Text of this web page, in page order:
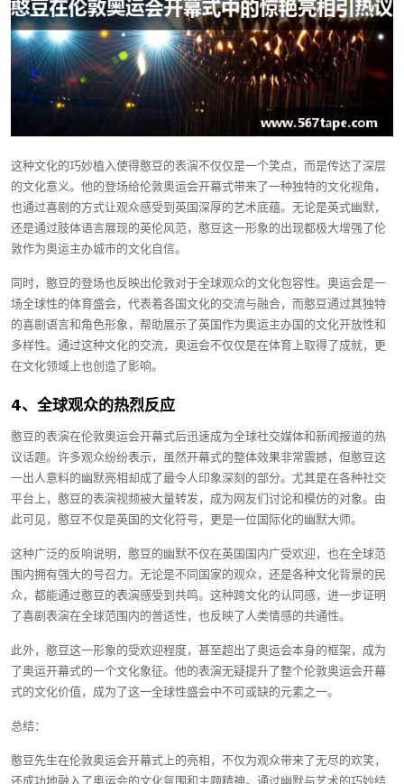
这种文化的巧妙植入使得憨豆的表演不仅仅是一个笑点，而是传达了深层
的文化意义。他的登场给伦敦奥运会开幕式带来了一种独特的文化视角，
也通过喜剧的方式让观众感受到英国深厚的艺术底蕴。无论是英式幽默，
还是通过肢体语言展现的英伦风范，憨豆这一形象的出现都极大增强了伦
敦作为奥运主办城市的文化自信。
同时，憨豆的登场也反映出伦敦对于全球观众的文化包容性。奥运会是一
场全球性的体育盛会，代表着各国文化的交流与融合，而憨豆通过其独特
的喜剧语言和角色形象，帮助展示了英国作为奥运主办国的文化开放性和
多样性。通过这种文化的交流，奥运会不仅仅是在体育上取得了成就，更
在文化领域上也创造了影响。
4、全球观众的热烈反应
憨豆的表演在伦敦奥运会开幕式后迅速成为全球社交媒体和新闻报道的热
议话题。许多观众纷纷表示，虽然开幕式的整体效果非常震撼，但憨豆这
一出人意料的幽默亮相却成了最令人印象深刻的部分。尤其是在各种社交
平台上，憨豆的表演视频被大量转发，成为网友们讨论和模仿的对象。由
此可见，憨豆不仅是英国的文化符号，更是一位国际化的幽默大师。
这种广泛的反响说明，憨豆的幽默不仅在英国国内广受欢迎，也在全球范
围内拥有强大的号召力。无论是不同国家的观众，还是各种文化背景的民
众，都能通过憨豆的表演感受到共鸣。这种跨文化的认同感，进一步证明
了喜剧表演在全球范围内的普适性，也反映了人类情感的共通性。
此外，憨豆这一形象的受欢迎程度，甚至超出了奥运会本身的框架，成为
了奥运开幕式的一个文化象征。他的表演无疑提升了整个伦敦奥运会开幕
式的文化价值，成为了这一全球性盛会中不可或缺的元素之一。
总结：
憨豆先生在伦敦奥运会开幕式上的亮相，不仅为观众带来了无尽的欢笑，